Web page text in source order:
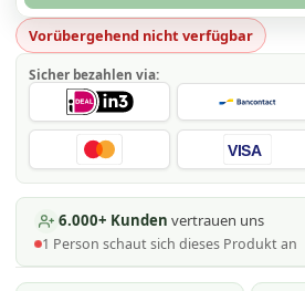
Vorübergehend nicht verfügbar
Sicher bezahlen via:
VISA
6.000+ Kunden vertrauen uns
1 Person schaut sich dieses Produkt an